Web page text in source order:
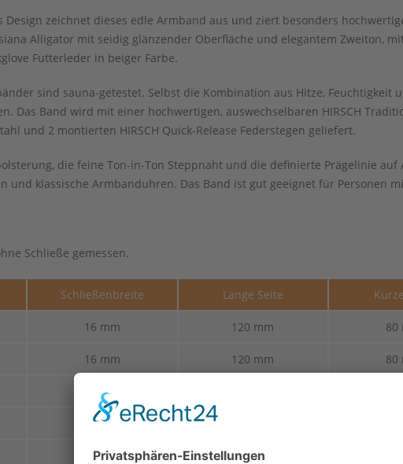
Design zeichnet dieses edle Armband aus und ziert besonders
Alligator mit seidig glänzender Oberfläche und elegantem Zweiton,
Futterleder in beiger Farbe.
sind sauna-getestet. Selbst die Kombination aus Hitze,
Das Band wird mit einer hochwertigen, auswechselbaren HIRSCH
und 2 montierten HIRSCH Quick-Release Federstegen geliefert.
die feine Ton-in-Ton Steppnaht und die definierte Prägelinie
und klassische Armbanduhren. Das Band ist gut geeignet für Personen
Schließe gemessen.
Schließenbreite Lange Seite
16 mm 120 mm 80
16 mm 120 mm 80
14 mm
16 mm
16 mm 120 mm